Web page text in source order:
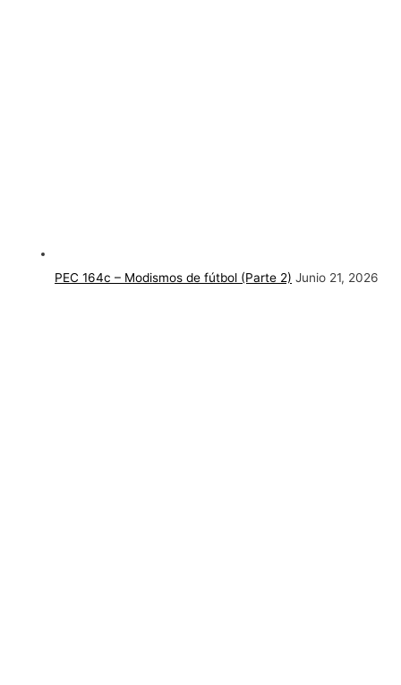
PEC 164c – Modismos de fútbol (Parte 2) Junio 21, 2026